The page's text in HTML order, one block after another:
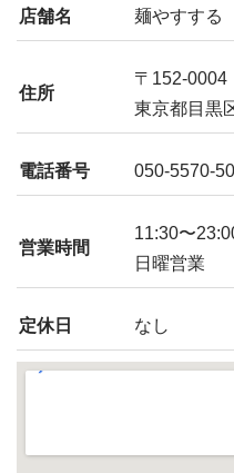
店舗名 麺やすする
住所
〒152-0004
東京都目黒
電話番号 050-5570-
営業時間
11:30〜
日曜営業
定休日 なし